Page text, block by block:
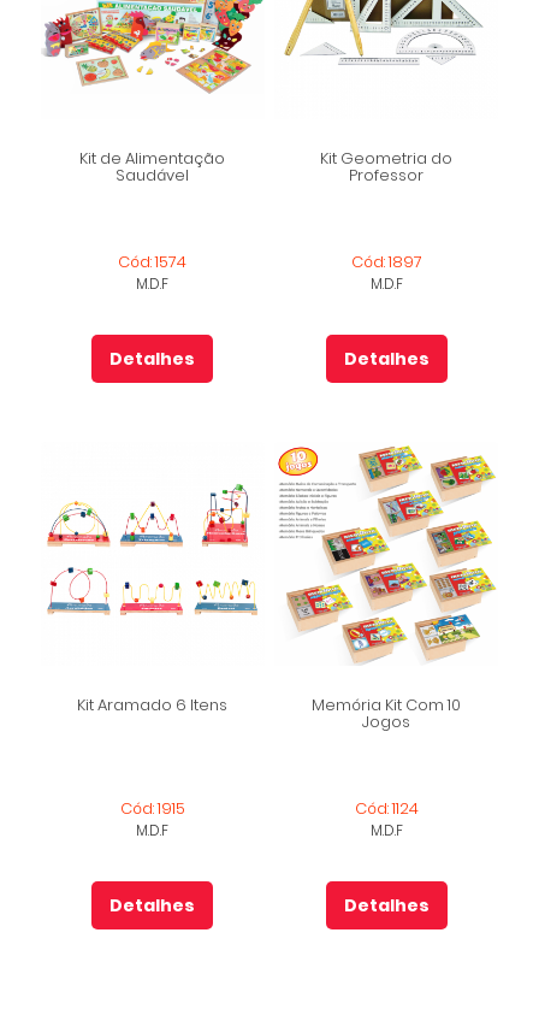
Kit de Alimentação
Saudável
Cód: 1574
M.D.F
Detalhes
Kit Geometria do
Professor
Cód: 1897
M.D.F
Detalhes
Kit Aramado 6 Itens
Cód: 1915
M.D.F
Detalhes
Memória Kit Com 10
Jogos
Cód: 1124
M.D.F
Detalhes